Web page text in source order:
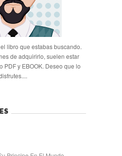
libro que estabas buscando.
de adquirirlo, suelen estar
PDF y EBOOK. Deseo que lo